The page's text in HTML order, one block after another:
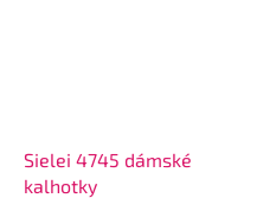
Sielei 4745 dámské
kalhotky